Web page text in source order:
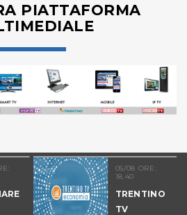
PIATTAFORMA
05/08 ORE:
18.40
TRENTINO
TV